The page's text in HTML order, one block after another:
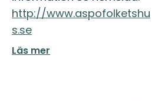
http://www.aspofolketshu
s.se
Läs mer